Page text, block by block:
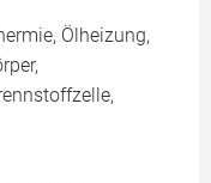
Ölheizung,